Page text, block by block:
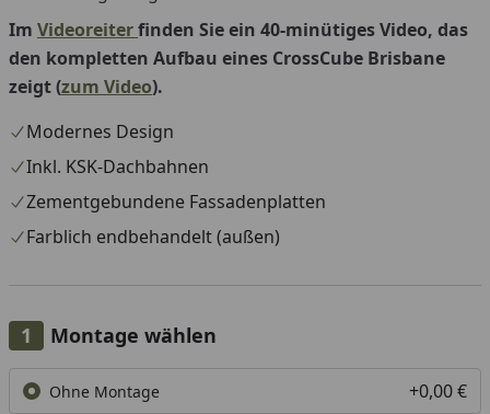
Im Videoreiterfinden Sie ein 40-minütiges Video, das
den kompletten Aufbau eines CrossCube Brisbane
zeigt (zum Video).
Modernes Design
Inkl. KSK-Dachbahnen
Zementgebundene Fassadenplatten
Farblich endbehandelt (außen)
Montage wählen
Ohne Montage +0,00 €